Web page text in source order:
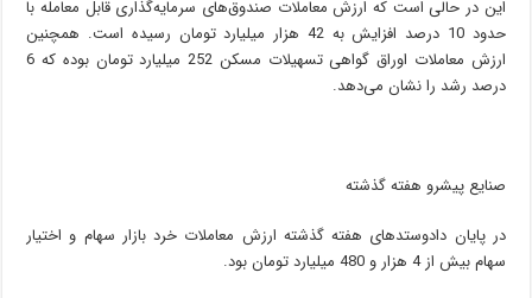
این در حالی است که ارزش معاملات صندوق‌های سرمایه‌گذاری قابل معامله با
حدود 10 درصد افزایش به 42 هزار میلیارد تومان رسیده است. همچنین
ارزش معاملات اوراق گواهی تسهیلات مسکن 252 میلیارد تومان بوده که 6
درصد رشد را نشان می‌دهد.
صنایع پیشرو هفته گذشته
در پایان دادوستدهای هفته گذشته ارزش معاملات خرد بازار سهام و اختیار
سهام بیش از 4 هزار و 480 میلیارد تومان بود.